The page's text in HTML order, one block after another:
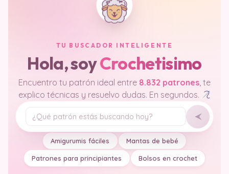
TU BUSCADOR INTELIGENTE
Hola, soyCrochetisimo
Encuentro tu patrón ideal entre 8.832 patrones, te
explico técnicas y resuelvo dudas. En segundos.
Tu pregunta
Amigurumis fáciles Mantas de bebé
Patrones para principiantes Bolsos en crochet